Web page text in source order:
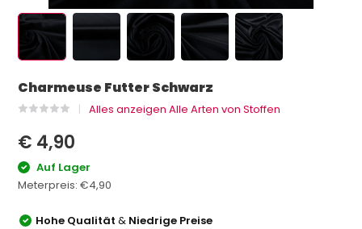
Charmeuse Futter Schwarz
Alles anzeigen Alle Arten von Stoffen
€ 4,90
Auf Lager
Meterpreis:€4,90
Hohe Qualität& Niedrige Preise